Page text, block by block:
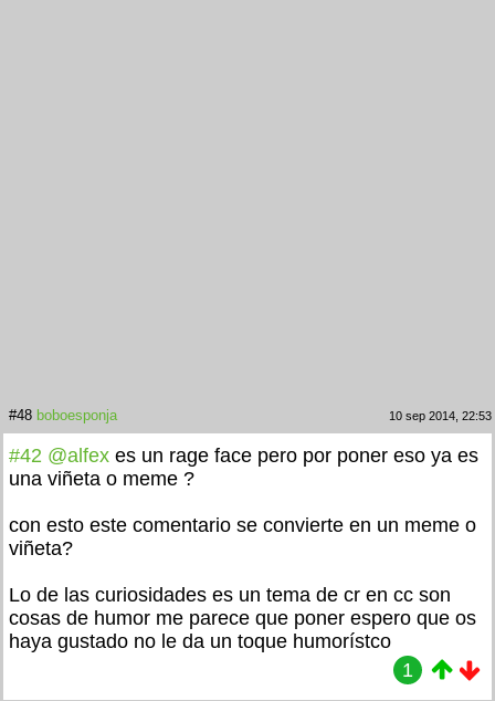
#48 boboesponja 10 sep 2014, 22:53
#42 @alfex es un rage face pero por poner eso ya es
una viñeta o meme ?
con esto este comentario se convierte en un meme o
viñeta?
Lo de las curiosidades es un tema de cr en cc son
cosas de humor me parece que poner espero que os
haya gustado no le da un toque humorístco
1